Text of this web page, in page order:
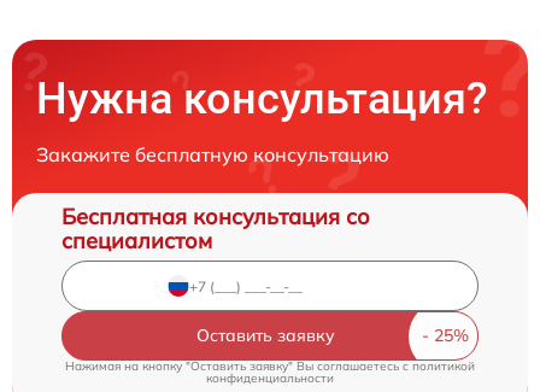
Нужна консультация?
Закажите бесплатную консультацию
Бесплатная консультация со
специалистом
Оставить заявку
Нажимая на кнопку "Оставить заявку" Вы соглашаетесь c политикой
конфиденциальности